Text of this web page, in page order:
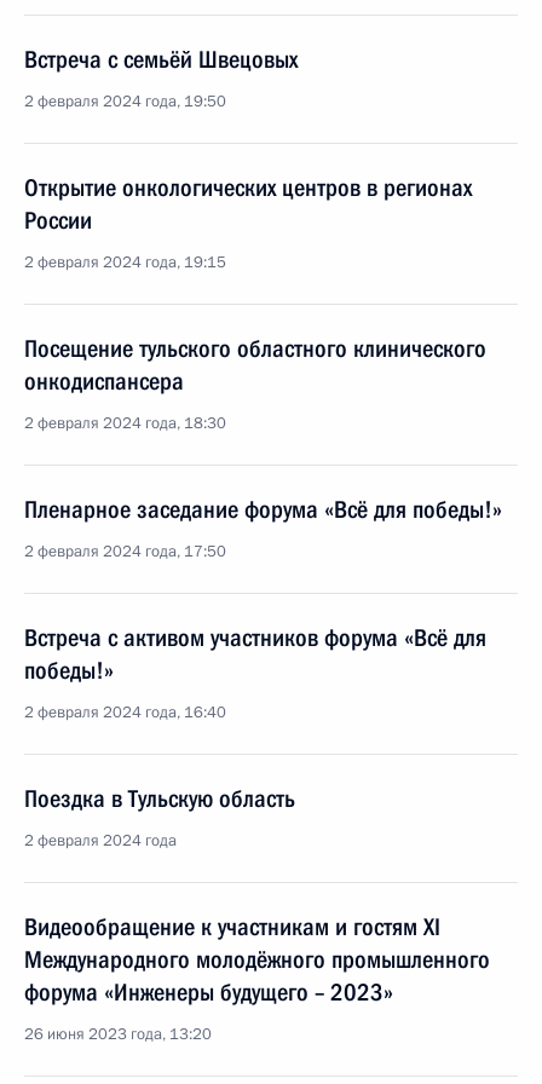
Встреча с семьёй Швецовых
2 февраля 2024 года, 19:50
Открытие онкологических центров в регионах
России
2 февраля 2024 года, 19:15
Посещение тульского областного клинического
онкодиспансера
2 февраля 2024 года, 18:30
Пленарное заседание форума «Всё для победы!»
2 февраля 2024 года, 17:50
Встреча с активом участников форума «Всё для
победы!»
2 февраля 2024 года, 16:40
Поездка в Тульскую область
2 февраля 2024 года
Видеообращение к участникам и гостям ХI
Международного молодёжного промышленного
форума «Инженеры будущего – 2023»
26 июня 2023 года, 13:20